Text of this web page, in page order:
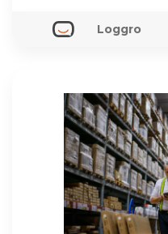
Loggro